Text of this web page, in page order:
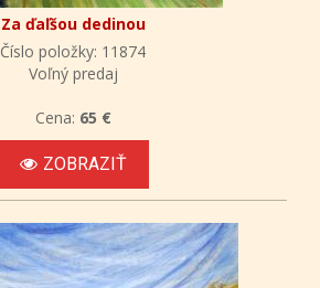
Za ďaľšou dedinou
Číslo položky: 11874
Voľný predaj
Cena: 65 €
ZOBRAZIŤ